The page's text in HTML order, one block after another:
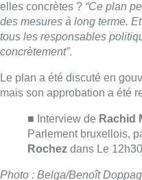
elles concrètes ? “Ce plan
des mesures à long terme.
tous les responsables
concrètement”.
Le plan a été discuté en
mais son approbation a été
■ Interview de Rachid
Parlement bruxellois,
Rochez dans Le
Photo : Belga/Benoît